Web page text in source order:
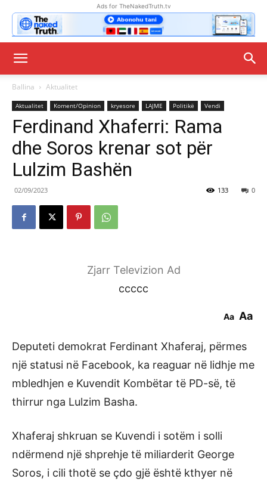
Ads for TheNakedTruth.tv
Ballina Aktualitet
Aktualitet Koment/Opinion kryesore LAJME Politikë Vendi
Ferdinand Xhaferri: Rama
dhe Soros krenar sot për
Lulzim Bashën
02/09/2023 0
133
Zjarr Televizion Ad
ccccc
Aa Aa
Deputeti demokrat Ferdinant Xhaferaj, përmes
një statusi në Facebook, ka reaguar në lidhje me
mbledhjen e Kuvendit Kombëtar të PD-së, të
thirrur nga Lulzim Basha.
Xhaferaj shkruan se Kuvendi i sotëm i solli
ndërmend një shprehje të miliarderit George
Soros, i cili thotë se çdo gjë është kthyer në